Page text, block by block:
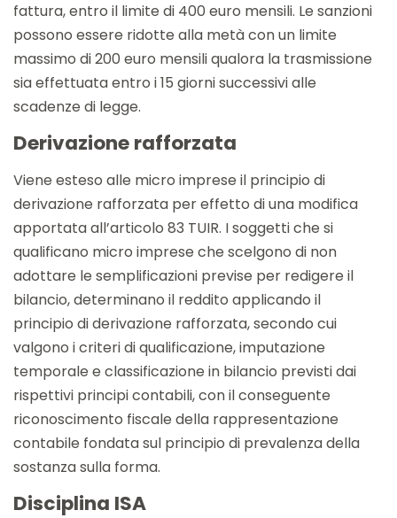
fattura, entro il limite di 400 euro mensili. Le sanzioni
possono essere ridotte alla metà con un limite
massimo di 200 euro mensili qualora la trasmissione
sia effettuata entro i 15 giorni successivi alle
scadenze di legge.
Derivazione rafforzata
Viene esteso alle micro imprese il principio di
derivazione rafforzata per effetto di una modifica
apportata all’articolo 83 TUIR. I soggetti che si
qualificano micro imprese che scelgono di non
adottare le semplificazioni previse per redigere il
bilancio, determinano il reddito applicando il
principio di derivazione rafforzata, secondo cui
valgono i criteri di qualificazione, imputazione
temporale e classificazione in bilancio previsti dai
rispettivi principi contabili, con il conseguente
riconoscimento fiscale della rappresentazione
contabile fondata sul principio di prevalenza della
sostanza sulla forma.
Disciplina ISA